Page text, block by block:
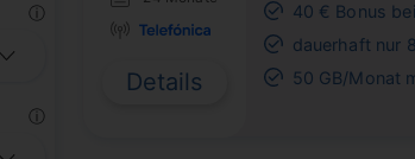
ⓘ
ⓘ
Details
40 € Bonus
dauerhaft nur
50 GB/Monat